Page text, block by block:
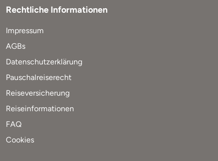
Rechtliche Informationen
Impressum
AGBs
Datenschutzerklärung
Pauschalreiserecht
Reiseversicherung
Reiseinformationen
FAQ
Cookies